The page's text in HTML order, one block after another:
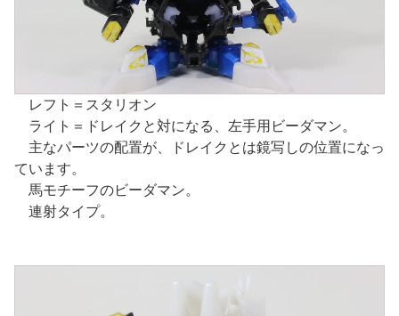
レフト＝スタリオン
ライト＝ドレイクと対になる、左手用ビーダマン。
主なパーツの配置が、ドレイクとは鏡写しの位置になっ
ています。
馬モチーフのビーダマン。
連射タイプ。